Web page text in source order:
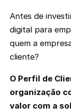
Antes de
digital para
quem a
cliente?
O Perfil de
organização
valor com a